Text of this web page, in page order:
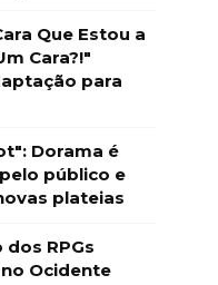
Que Estou a
Cara?!"
para
Dorama é
público e
plateias
dos RPGs
Ocidente